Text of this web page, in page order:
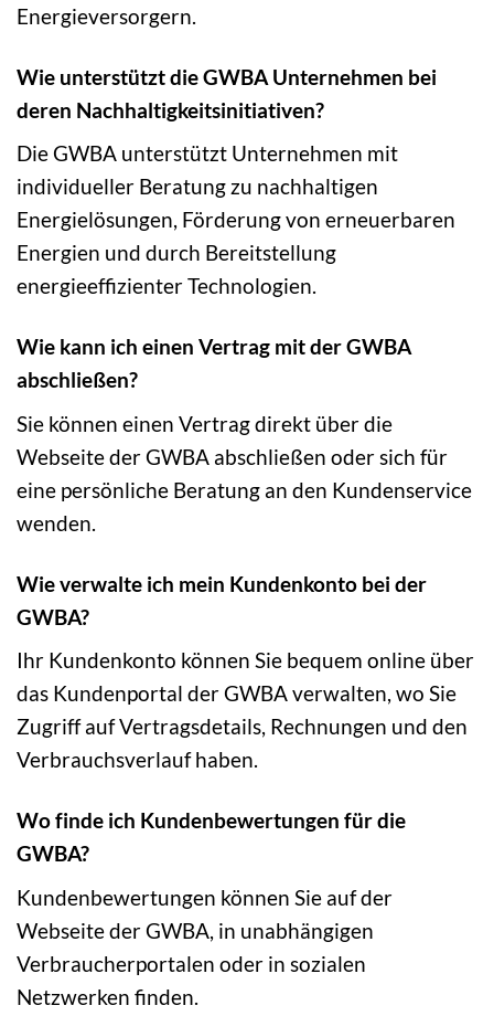
Energieversorgern.
Wie unterstützt die GWBA Unternehmen bei
deren Nachhaltigkeitsinitiativen?
Die GWBA unterstützt Unternehmen mit
individueller Beratung zu nachhaltigen
Energielösungen, Förderung von erneuerbaren
Energien und durch Bereitstellung
energieeffizienter Technologien.
Wie kann ich einen Vertrag mit der GWBA
abschließen?
Sie können einen Vertrag direkt über die
Webseite der GWBA abschließen oder sich für
eine persönliche Beratung an den Kundenservice
wenden.
Wie verwalte ich mein Kundenkonto bei der
GWBA?
Ihr Kundenkonto können Sie bequem online über
das Kundenportal der GWBA verwalten, wo Sie
Zugriff auf Vertragsdetails, Rechnungen und den
Verbrauchsverlauf haben.
Wo finde ich Kundenbewertungen für die
GWBA?
Kundenbewertungen können Sie auf der
Webseite der GWBA, in unabhängigen
Verbraucherportalen oder in sozialen
Netzwerken finden.